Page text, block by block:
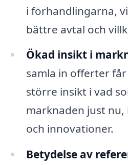
i förhandlingarna,
bättre avtal och
Ökad insikt i
samla in offerter
större insikt i vad
marknaden just
och innovationer.
Betydelse av